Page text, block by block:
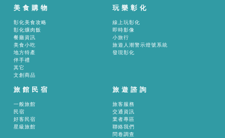
美食購物
彰化美食攻略
彰化爌肉飯
餐廳資訊
美食小吃
地方特產
伴手禮
其它
文創商品
玩樂彰化
線上玩彰化
即時影像
小旅行
旅遊人潮警示燈號系統
發現彰化
旅館民宿
一般旅館
民宿
好客民宿
星級旅館
旅遊諮詢
旅客服務
交通資訊
業者專區
聯絡我們
問卷調查